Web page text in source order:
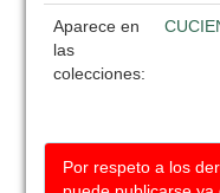
Aparece en
las
colecciones:
Por respeto a los